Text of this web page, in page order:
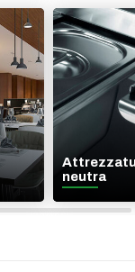
neutra